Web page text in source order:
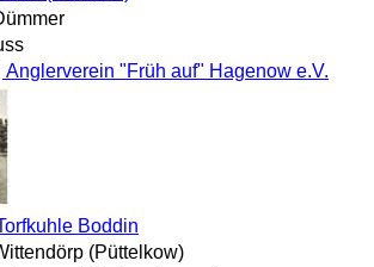
Anglerverein "Früh auf" Hagenow e.V.
Boddin
(Püttelkow)